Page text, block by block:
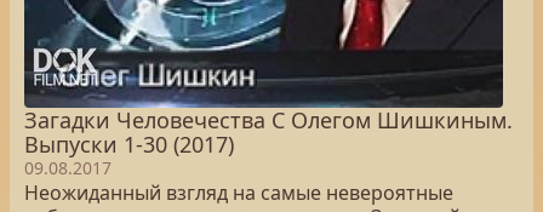
Загадки Человечества С Олегом Шишкиным.
Выпуски 1-30 (2017)
09.08.2017
Неожиданный взгляд на самые невероятные